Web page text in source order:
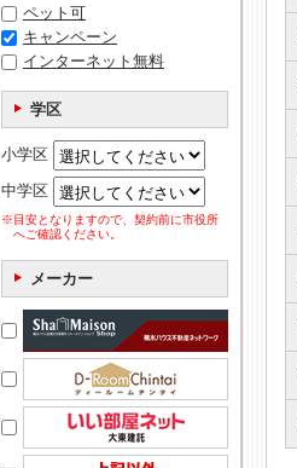
ペット可
キャンペーン
インターネット無料
学区
小学区
中学区
※目安となりますので、契約前に市役所
へご確認ください。
メーカー